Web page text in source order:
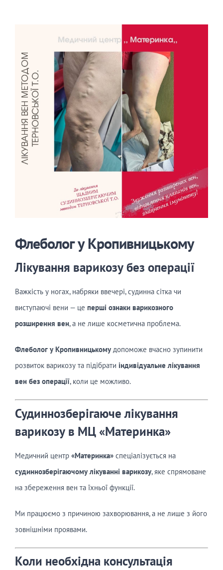
Флеболог у Кропивницькому
Лікування варикозу без операції
Важкість у ногах, набряки ввечері, судинна сітка чи
виступаючі вени — це перші ознаки варикозного
розширення вен, а не лише косметична проблема.
Флеболог у Кропивницькомудопоможе вчасно зупинити
розвиток варикозу та підібрати індивідуальне лікування
вен без операції, коли це можливо.
Судиннозберігаюче лікування
варикозу в МЦ «Материнка»
Медичний центр «Материнка»спеціалізується на
судиннозберігаючому лікуванні варикозу, яке спрямоване
на збереження вен та їхньої функції.
Ми працюємо з причиною захворювання, а не лише з його
зовнішніми проявами.
Коли необхідна консультація